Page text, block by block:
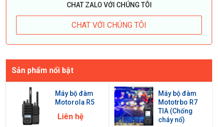
CHAT ZALO VỚI CHÚNG TÔI
CHAT VỚI CHÚNG TÔI
Sản phẩm nổi bật
Máy bộ đàm
Motorola R5
Liên hệ
Máy bộ đàm
Mototrbo R7
TIA (Chống
cháy nổ)